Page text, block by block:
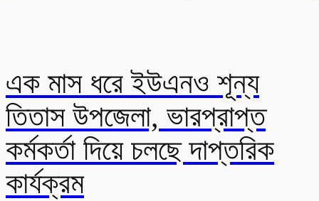
এক মাস ধরে ইউএনও শূন্য
তিতাস উপজেলা, ভারপ্রাপ্ত
কর্মকর্তা দিয়ে চলছে দাপ্তরিক
কার্যক্রম